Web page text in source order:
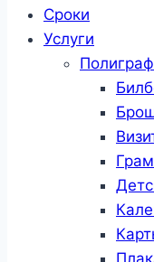
Сроки
Услуги